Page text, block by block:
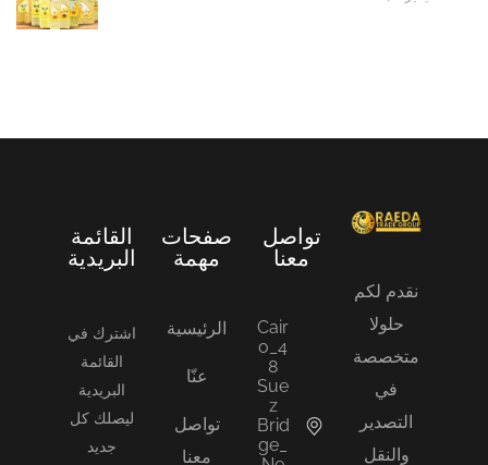
نقدم لكم
حلولا
متخصصة
في
التصدير
والنقل
تواصل
معنا
Cair
o_4
8
Sue
z
Brid
ge_
صفحات
مهمة
الرئيسية
عنّا
تواصل
معنا
القائمة
البريدية
اشترك في
القائمة
البريدية
ليصلك كل
جديد